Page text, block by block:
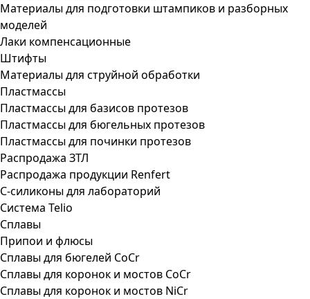
Материалы для подготовки штампиков и разборных
моделей
Лаки компенсационные
Штифты
Материалы для струйной обработки
Пластмассы
Пластмассы для базисов протезов
Пластмассы для бюгельных протезов
Пластмассы для починки протезов
Распродажа ЗТЛ
Распродажа продукции Renfert
С-силиконы для лабораторий
Система Telio
Сплавы
Припои и флюсы
Сплавы для бюгелей CoCr
Сплавы для коронок и мостов CoCr
Сплавы для коронок и мостов NiCr